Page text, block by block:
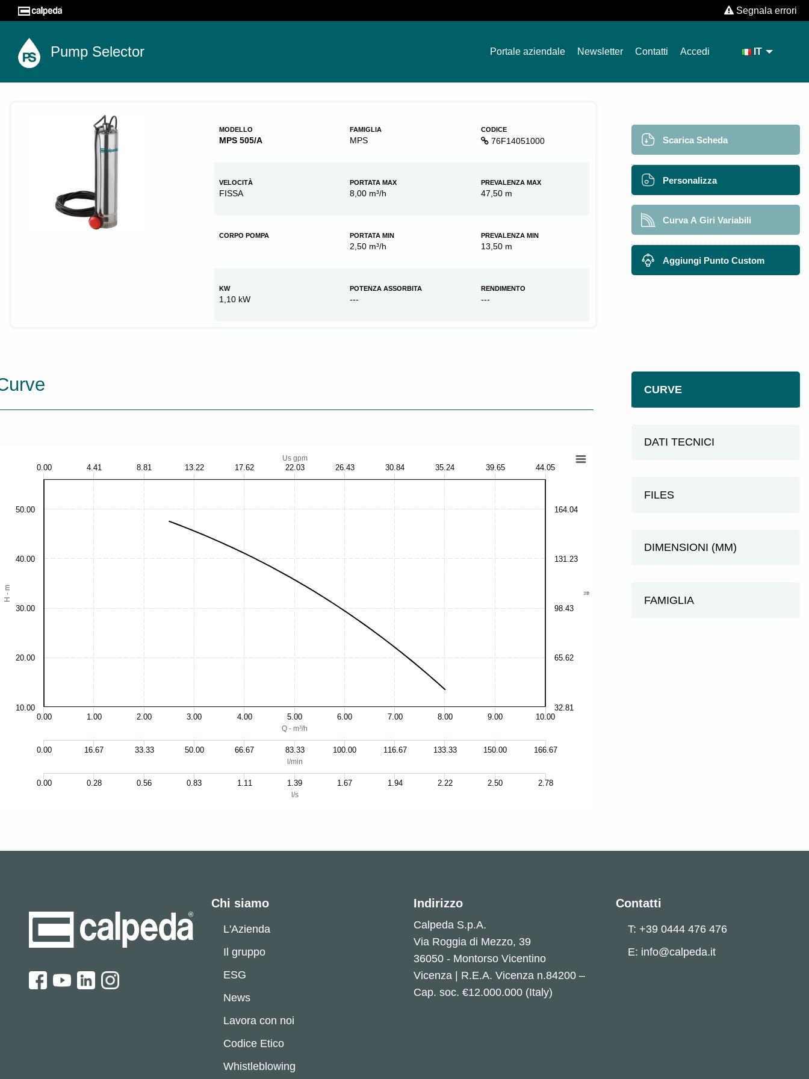
Segnala errori
Pump Selector Portale aziendale Newsletter Contatti Accedi IT
MODELLO
MPS 505/A
FAMIGLIA
MPS
CODICE
76F14051000
VELOCITÀ
FISSA
PORTATA MAX
8,00 m³/h
PREVALENZA MAX
47,50 m
CORPO POMPA PORTATA MIN
2,50 m³/h
PREVALENZA MIN
13,50 m
KW
1,10 kW
POTENZA ASSORBITA
---
RENDIMENTO
---
Scarica Scheda
Personalizza
Curva A Giri Variabili
Aggiungi Punto Custom
Q - m³/h
l/min
l/s
Us gpm
H - m ft
0.00 1.00 2.00 3.00 4.00 5.00 6.00 7.00 8.00 9.00 10.00
0.00 16.67 33.33 50.00 66.67 83.33 100.00 116.67 133.33 150.00 166.67
0.00 0.28 0.56 0.83 1.11 1.39 1.67 1.94 2.22 2.50 2.78
0.00 4.41 8.81 13.22 17.62 22.03 26.43 30.84 35.24 39.65 44.05
10.00
20.00
30.00
40.00
50.00
32.81
65.62
98.43
131.23
164.04
CURVE
DATI TECNICI
FILES
DIMENSIONI (MM)
FAMIGLIA
Chi siamo
L'Azienda
Il gruppo
ESG
News
Lavora con noi
Codice Etico
Whistleblowing
Indirizzo
Calpeda S.p.A.
Via Roggia di Mezzo, 39
36050 - Montorso Vicentino
Vicenza | R.E.A. Vicenza n.84200 –
Cap. soc. €12.000.000 (Italy)
Contatti
T: +39 0444 476 476
E: info@calpeda.it